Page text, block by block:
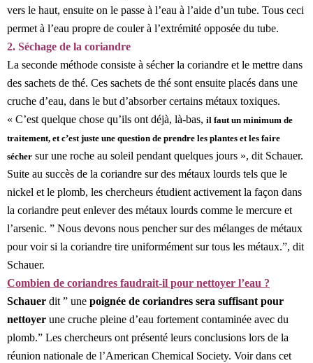
vers le haut, ensuite on le passe à l’eau à l’aide d’un tube. Tous ceci
permet à l’eau propre de couler à l’extrémité opposée du tube.
2. Séchage de la coriandre
La seconde méthode consiste à sécher la coriandre et le mettre dans
des sachets de thé. Ces sachets de thé sont ensuite placés dans une
cruche d’eau, dans le but d’absorber certains métaux toxiques.
« C’est quelque chose qu’ils ont déjà, là-bas, il faut un minimum de
traitement, et c’est juste une question de prendre les plantes et les faire
sécher sur une roche au soleil pendant quelques jours », dit Schauer.
Suite au succès de la coriandre sur des métaux lourds tels que le
nickel et le plomb, les chercheurs étudient activement la façon dans
la coriandre peut enlever des métaux lourds comme le mercure et
l’arsenic. ” Nous devons nous pencher sur des mélanges de métaux
pour voir si la coriandre tire uniformément sur tous les métaux.”, dit
Schauer.
Combien de coriandres faudrait-il pour nettoyer l’eau ?
Schauer dit ” une poignée de coriandres sera suffisant pour
nettoyer une cruche pleine d’eau fortement contaminée avec du
plomb.” Les chercheurs ont présenté leurs conclusions lors de la
réunion nationale de l’American Chemical Society. Voir dans cet